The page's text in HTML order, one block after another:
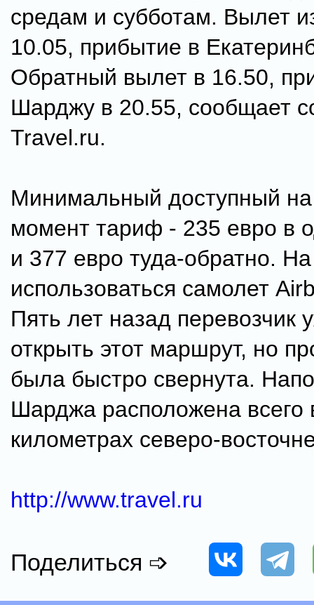
средам и субботам. Вылет
10.05, прибытие в
Обратный вылет в 16.50,
Шарджу в 20.55, сообщает
Travel.ru.
Минимальный доступный
момент тариф - 235 евро в
и 377 евро туда-обратно.
использоваться самолет
Пять лет назад перевозчик
открыть этот маршрут, но
была быстро свернута.
Шарджа расположена всего
километрах северо-
http://www.travel.ru
Поделиться ➩